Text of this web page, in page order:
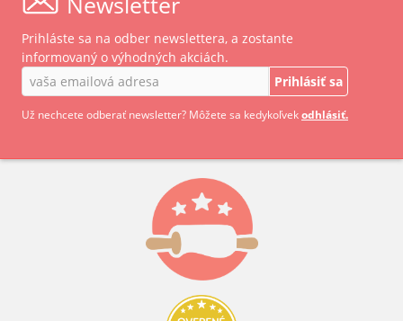
Prihláste sa na odber newslettera, a zostante
informovaný o výhodných akciách.
Prihlásiť sa
Už nechcete odberať newsletter? Môžete sa kedykoľvekodhlásiť.